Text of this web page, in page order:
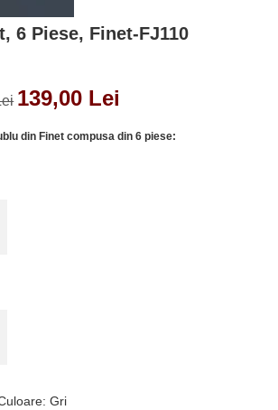
6 Piese, Finet-FJ110
139,00 Lei
din Finet compusa din 6 piese:
: Gri